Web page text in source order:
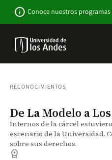
contenido
info Conoce nuestros
Navbar
RECONOCIMIENTOS
De La Modelo a
Internos de la cárcel
escenario de la Universidad.
sobre sus derechos.
workspace_premium